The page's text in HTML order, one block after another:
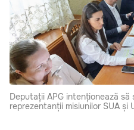
Deputații APG intenționează
reprezentanții misiunilor SUA și